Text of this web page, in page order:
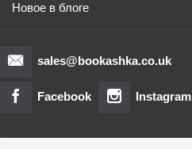
Новое в блоге
sales@bookashka.co.uk
Facebook Instagram